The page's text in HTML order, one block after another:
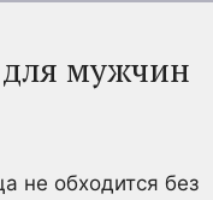
для мужчин
не обходится без